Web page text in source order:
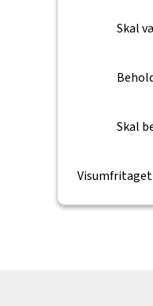
Skal
Skal
Visumfritaget